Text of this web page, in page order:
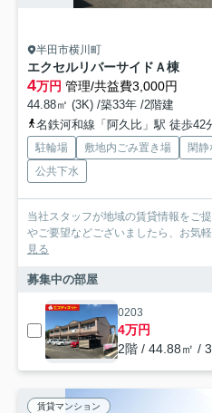
半田市横川町
エクセルリバーサイドＡ棟
4万円 管理/共益費3,000円
44.88㎡ (3K) /築33年 /2階建
名鉄河和線「阿久比」駅 徒歩42
駐輪場 敷地内ごみ置き場 閑
公共下水
当社スタッフが地域の賃貸情報をご
やご要望などございましたら、お気
見る
募集中の部屋
0203
4万円
2階 / 44.88㎡ /
賃貸マンション